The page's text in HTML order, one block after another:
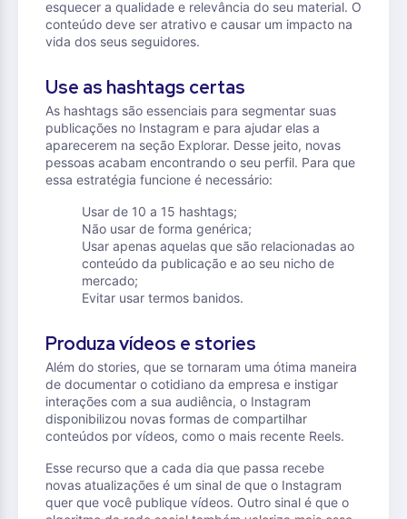
esquecer a qualidade e relevância do seu material. O
conteúdo deve ser atrativo e causar um impacto na
vida dos seus seguidores.
Use as hashtags certas
As hashtags são essenciais para segmentar suas
publicações no Instagram e para ajudar elas a
aparecerem na seção Explorar. Desse jeito, novas
pessoas acabam encontrando o seu perfil. Para que
essa estratégia funcione é necessário:
Usar de 10 a 15 hashtags;
Não usar de forma genérica;
Usar apenas aquelas que são relacionadas ao
conteúdo da publicação e ao seu nicho de
mercado;
Evitar usar termos banidos.
Produza vídeos e stories
Além do stories, que se tornaram uma ótima maneira
de documentar o cotidiano da empresa e instigar
interações com a sua audiência, o Instagram
disponibilizou novas formas de compartilhar
conteúdos por vídeos, como o mais recente Reels.
Esse recurso que a cada dia que passa recebe
novas atualizações é um sinal de que o Instagram
quer que você publique vídeos. Outro sinal é que o